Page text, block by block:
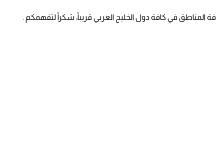
في كافة دول الخليج العربي قريباً، شكراً لتفهمكم .